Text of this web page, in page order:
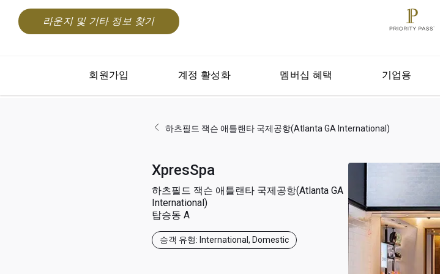
라운지 및 기타 정보 찾기
회원가입 계정 활성화 멤버십 혜택 기업용
하츠필드 잭슨 애틀랜타 국제공항(Atlanta GA International)
XpresSpa
하츠필드 잭슨 애틀랜타 국제공항(Atlanta GA
International)
탑승동 A
승객 유형: International, Domestic